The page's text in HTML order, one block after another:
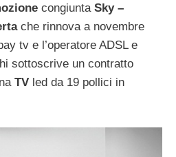
congiunta Sky –
che rinnova a novembre
tv e l’operatore ADSL e
sottoscrive un contratto
TV led da 19 pollici in